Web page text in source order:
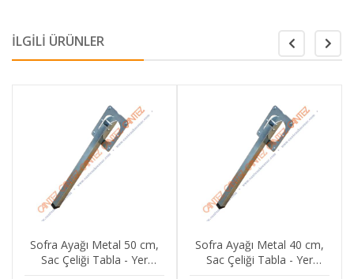
İLGİLİ ÜRÜNLER
Sofra Ayağı Metal 50 cm,
Sac Çeliği Tabla - Yer
Sofra Ayağı Metal 40 cm,
Sac Çeliği Tabla - Yer